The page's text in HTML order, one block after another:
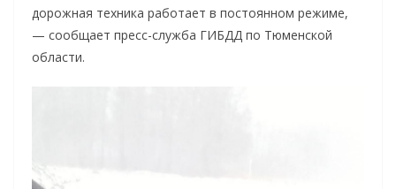
дорожная техника работает в постоянном режиме,
— сообщает пресс-служба ГИБДД по Тюменской
области.